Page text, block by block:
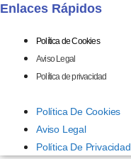
Enlaces Rápidos
Política de Cookies
Aviso Legal
Política de privacidad
Política De Cookies
Aviso Legal
Política De Privacidad